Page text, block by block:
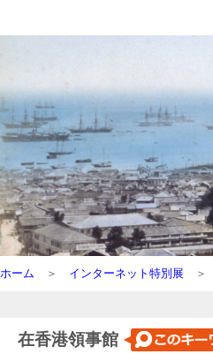
ホーム ＞ インターネット特別展 ＞
在香港領事館